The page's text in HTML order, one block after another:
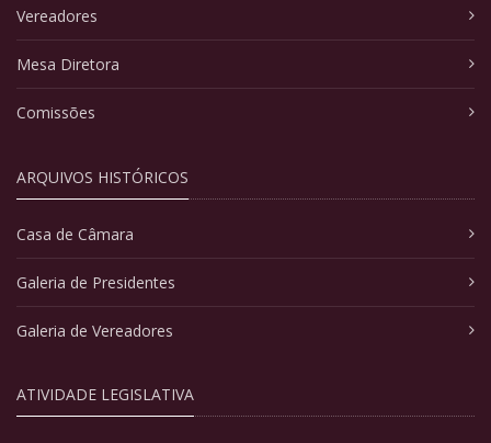
Vereadores
Mesa Diretora
Comissões
ARQUIVOS HISTÓRICOS
Casa de Câmara
Galeria de Presidentes
Galeria de Vereadores
ATIVIDADE LEGISLATIVA